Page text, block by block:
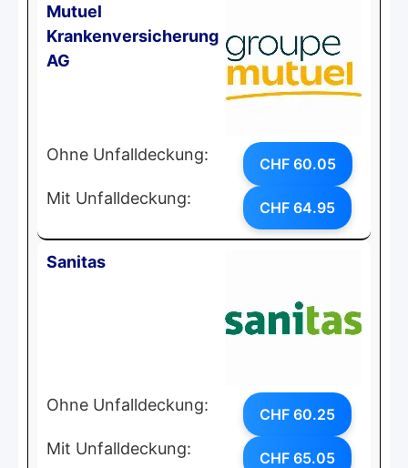
Mutuel
Krankenversicherung
AG
Ohne Unfalldeckung: CHF 60.05
Mit Unfalldeckung: CHF 64.95
Sanitas
Ohne Unfalldeckung: CHF 60.25
Mit Unfalldeckung: CHF 65.05